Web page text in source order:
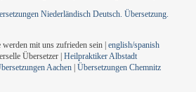
Niederländisch Deutsch. Übersetzung.
werden mit uns zufrieden sein | english/spanish
Übersetzer | Heilpraktiker Albstadt
Aachen | Übersetzungen Chemnitz